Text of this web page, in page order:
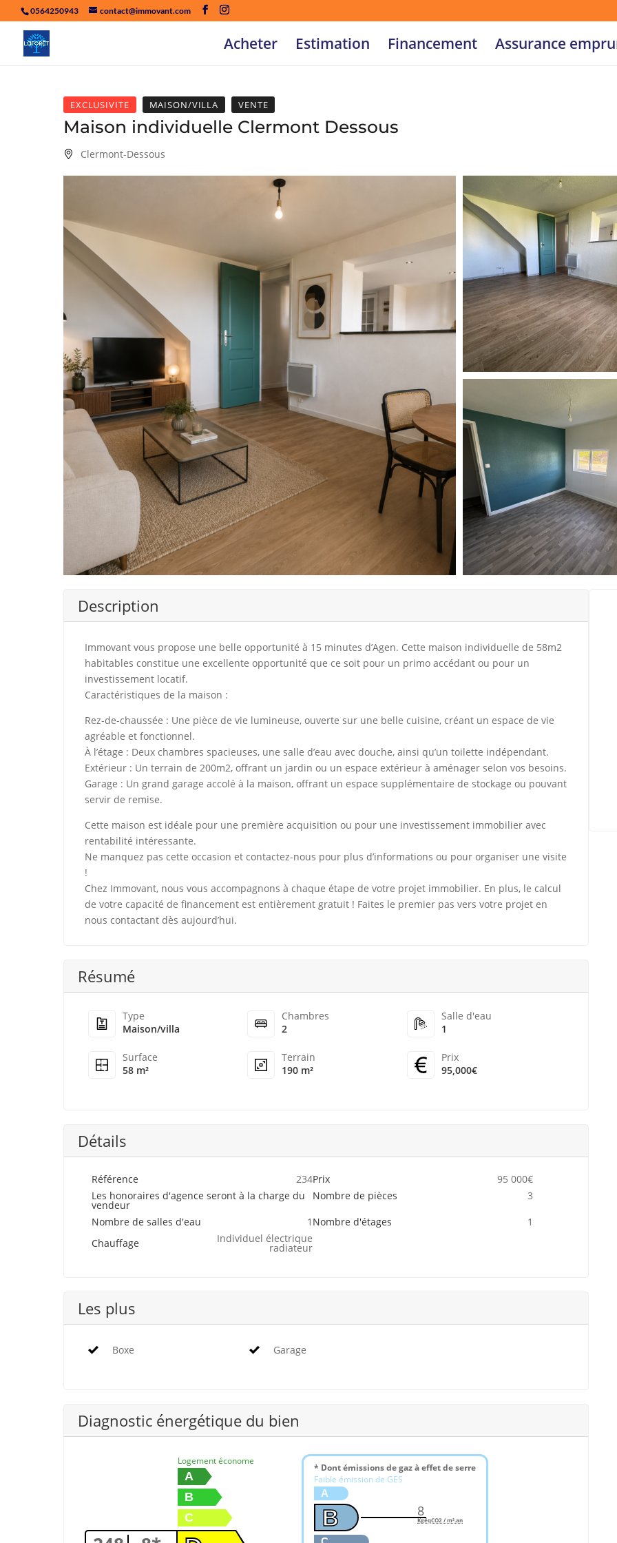
0564250943 contact@immovant.com
Acheter Estimation Financement Assurance
EXCLUSIVITE MAISON/VILLA VENTE
Maison individuelle Clermont Dessous
Clermont-Dessous
Description
Immovant vous propose une belle opportunité à 15 minutes d’Agen. Cette maison individuelle de 58m2
habitables constitue une excellente opportunité que ce soit pour un primo accédant ou pour un
investissement locatif.
Caractéristiques de la maison :
Rez-de-chaussée : Une pièce de vie lumineuse, ouverte sur une belle cuisine, créant un espace de vie
agréable et fonctionnel.
À l’étage : Deux chambres spacieuses, une salle d’eau avec douche, ainsi qu’un toilette indépendant.
Extérieur : Un terrain de 200m2, offrant un jardin ou un espace extérieur à aménager selon vos besoins.
Garage : Un grand garage accolé à la maison, offrant un espace supplémentaire de stockage ou pouvant
servir de remise.
Cette maison est idéale pour une première acquisition ou pour une investissement immobilier avec
rentabilité intéressante.
Ne manquez pas cette occasion et contactez-nous pour plus d’informations ou pour organiser une visite
!
Chez Immovant, nous vous accompagnons à chaque étape de votre projet immobilier. En plus, le calcul
de votre capacité de financement est entièrement gratuit ! Faites le premier pas vers votre projet en
nous contactant dès aujourd’hui.
Résumé
Type
Maison/villa
Chambres
2
Salle d'eau
1
Surface
58 m²
Terrain
190 m²
Prix
95,000€
Détails
Référence 234Prix
95 000€
Les honoraires d'agence seront à la charge du
vendeur
Nombre de pièces
3
Nombre de salles d'eau
1 Nombre d'étages
1
Chauffage
Individuel électrique
radiateur
Les plus
Boxe Garage
Diagnostic énergétique du bien
Logement économe
A
B
C
* Dont émissions de gaz à effet de serre
Faible émission de GES
A
B 8
KgéqCO2 / m².an